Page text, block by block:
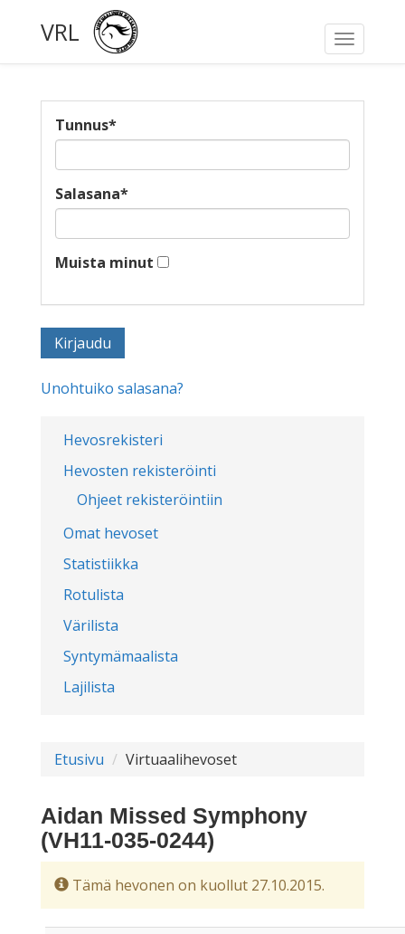
Toggle
VRL
Hevosrekisteri
Hevosten rekisteröinti
Ohjeet rekisteröintiin
Omat hevoset
Statistiikka
Rotulista
Värilista
Syntymämaalista
Lajilista
Tunnus*
Salasana*
Muista minut
Unohtuiko salasana?
Etusivu Virtuaalihevoset
Aidan Missed Symphony
(VH11-035-0244)
Tämä hevonen on kuollut 27.10.2015.